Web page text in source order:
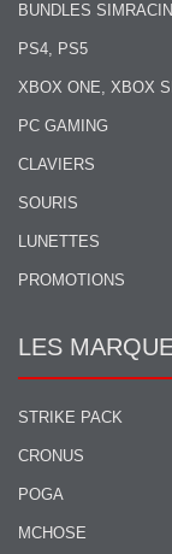
BUNDLES
PS4, PS5
XBOX ONE, XBOX
PC GAMING
CLAVIERS
SOURIS
LUNETTES
PROMOTIONS
LES
STRIKE PACK
CRONUS
POGA
MCHOSE